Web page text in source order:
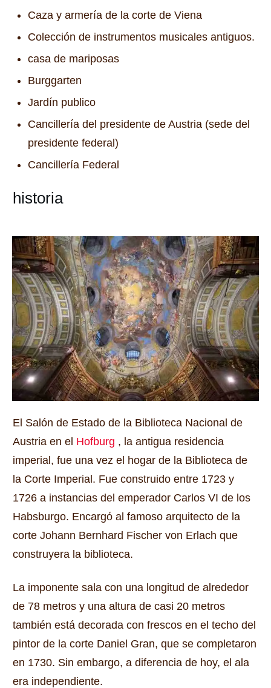
Caza y armería de la corte de Viena
Colección de instrumentos musicales antiguos.
casa de mariposas
Burggarten
Jardín publico
Cancillería del presidente de Austria (sede del
presidente federal)
Cancillería Federal
historia
El Salón de Estado de la Biblioteca Nacional de
Austria en el Hofburg , la antigua residencia
imperial, fue una vez el hogar de la Biblioteca de
la Corte Imperial. Fue construido entre 1723 y
1726 a instancias del emperador Carlos VI de los
Habsburgo. Encargó al famoso arquitecto de la
corte Johann Bernhard Fischer von Erlach que
construyera la biblioteca.
La imponente sala con una longitud de alrededor
de 78 metros y una altura de casi 20 metros
también está decorada con frescos en el techo del
pintor de la corte Daniel Gran, que se completaron
en 1730. Sin embargo, a diferencia de hoy, el ala
era independiente.